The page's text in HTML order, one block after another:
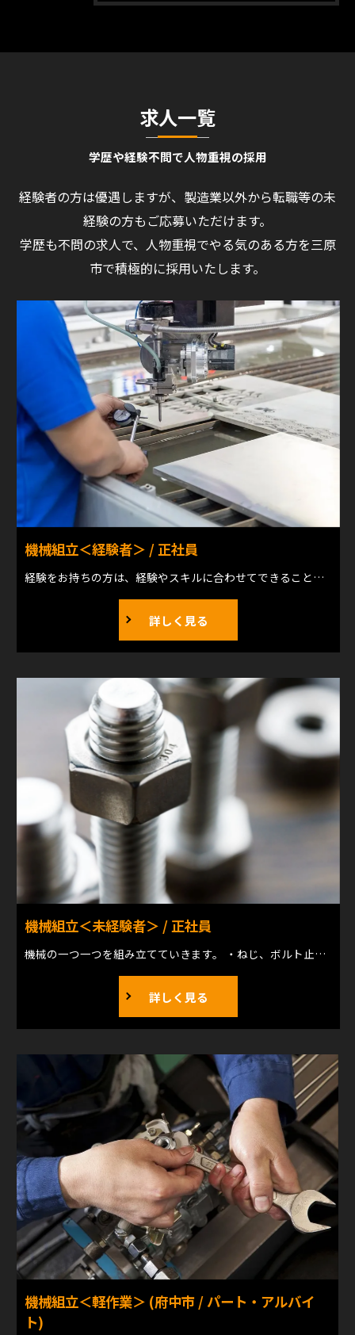
学歴や経験不問で人物重視の採用
求人一覧
経験者の方は優遇しますが、製造業以外から転職等の未
経験の方もご応募いただけます。
学歴も不問の求人で、人物重視でやる気のある方を三原
市で積極的に採用いたします。
機械組立＜経験者＞ / 正社員
経験をお持ちの方は、経験やスキルに合わせてできることからお任せしますので、今までのやり方も活かしながら即戦力として活躍してください！ ・ねじ、ボルト止め ・芯だし など
詳しく見る
機械組立＜未経験者＞ / 正社員
機械の一つ一つを組み立てていきます。 ・ねじ、ボルト止め ・芯だし など
詳しく見る
機械組立＜軽作業＞ (府中市 / パート・アルバイ
ト)